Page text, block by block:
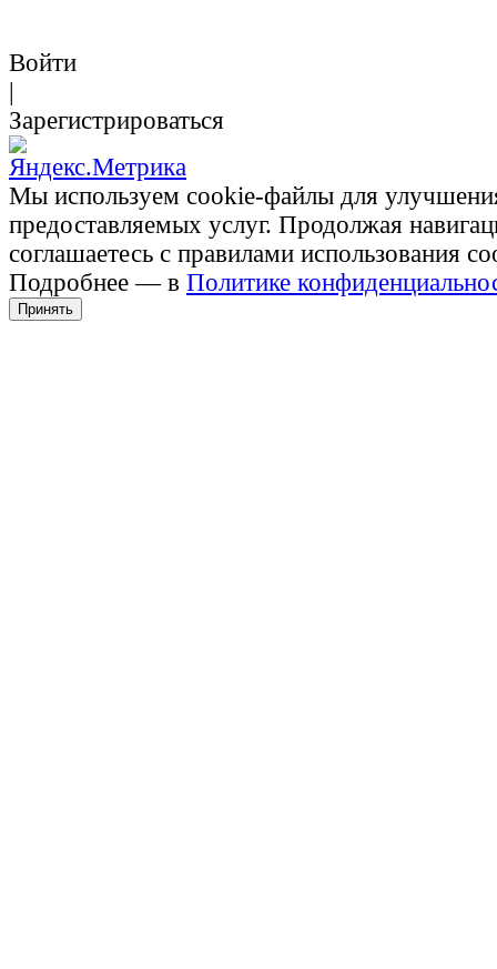
Войти
|
Зарегистрироваться
Мы используем cookie-файлы для
предоставляемых услуг. Продолжая
соглашаетесь с правилами использования
Подробнее — в Политике
Принять